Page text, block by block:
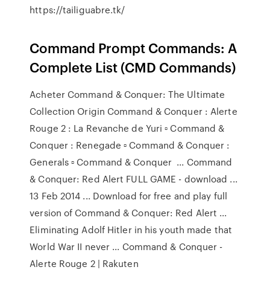
https://tailiguabre.tk/
Command Prompt Commands: A
Complete List (CMD Commands)
Acheter Command & Conquer: The Ultimate
Collection Origin Command & Conquer : Alerte
Rouge 2 : La Revanche de Yuri ▫ Command &
Conquer : Renegade ▫ Command & Conquer :
Generals ▫ Command & Conquer ... Command
& Conquer: Red Alert FULL GAME - download ...
13 Feb 2014 ... Download for free and play full
version of Command & Conquer: Red Alert ...
Eliminating Adolf Hitler in his youth made that
World War II never ... Command & Conquer -
Alerte Rouge 2 | Rakuten